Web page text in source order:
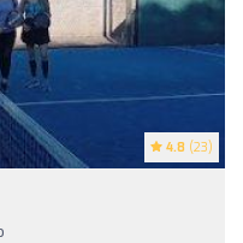
4.8 (23)